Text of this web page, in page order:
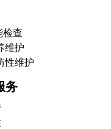
检查
维护
性维护
务